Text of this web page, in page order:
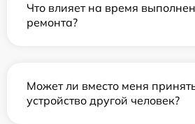
Что влияет на время
ремонта?
Может ли вместо меня
устройство другой человек?